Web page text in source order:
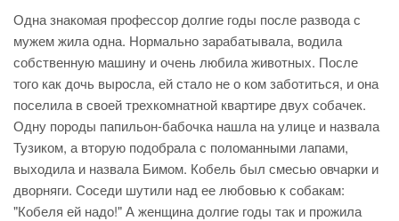
Одна знакомая профессор долгие годы после развода с
мужем жила одна. Нормально зарабатывала, водила
собственную машину и очень любила животных. После
того как дочь выросла, ей стало не о ком заботиться, и она
поселила в своей трехкомнатной квартире двух собачек.
Одну породы папильон-бабочка нашла на улице и назвала
Тузиком, а вторую подобрала с поломанными лапами,
выходила и назвала Бимом. Кобель был смесью овчарки и
дворняги. Соседи шутили над ее любовью к собакам:
"Кобеля ей надо!" А женщина долгие годы так и прожила